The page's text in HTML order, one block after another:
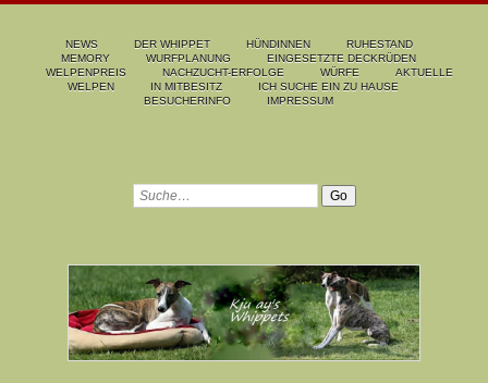
NEWS DER WHIPPET HÜNDINNEN
RUHESTAND
MEMORY
WURFPLANUNG
EINGESETZTE DECKRÜDEN
WELPENPREIS
NACHZUCHT-ERFOLGE WÜRFE
AKTUELLE
WELPEN
IN MITBESITZ
ICH SUCHE EIN ZU HAUSE
BESUCHERINFO
IMPRESSUM